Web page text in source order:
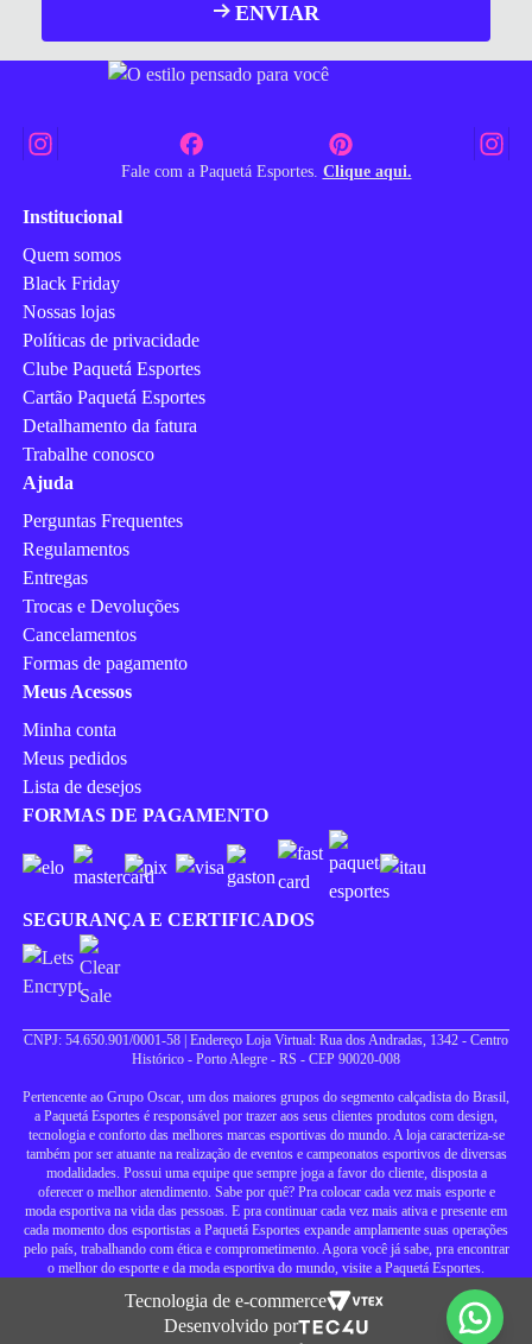
ENVIAR
Fale com a Paquetá Esportes. Clique aqui.
Institucional
Quem somos
Black Friday
Nossas lojas
Políticas de privacidade
Clube Paquetá Esportes
Cartão Paquetá Esportes
Detalhamento da fatura
Trabalhe conosco
Ajuda
Perguntas Frequentes
Regulamentos
Entregas
Trocas e Devoluções
Cancelamentos
Formas de pagamento
Meus Acessos
Minha conta
Meus pedidos
Lista de desejos
FORMAS DE PAGAMENTO
SEGURANÇA E CERTIFICADOS
CNPJ: 54.650.901/0001-58 | Endereço Loja Virtual: Rua dos Andradas, 1342 - Centro
Histórico - Porto Alegre - RS - CEP 90020-008
Pertencente ao Grupo Oscar, um dos maiores grupos do segmento calçadista do Brasil,
a Paquetá Esportes é responsável por trazer aos seus clientes produtos com design,
tecnologia e conforto das melhores marcas esportivas do mundo. A loja caracteriza-se
também por ser atuante na realização de eventos e campeonatos esportivos de diversas
modalidades. Possui uma equipe que sempre joga a favor do cliente, disposta a
oferecer o melhor atendimento. Sabe por quê? Pra colocar cada vez mais esporte e
moda esportiva na vida das pessoas. E pra continuar cada vez mais ativa e presente em
cada momento dos esportistas a Paquetá Esportes expande amplamente suas operações
pelo país, trabalhando com ética e comprometimento. Agora você já sabe, pra encontrar
o melhor do esporte e da moda esportiva do mundo, visite a Paquetá Esportes.
Tecnologia de e-commerce
Desenvolvido por